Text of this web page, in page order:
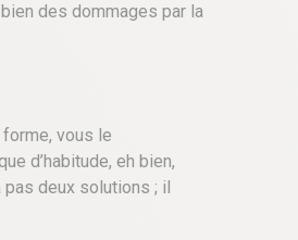
des dommages par la
vous le
d’habitude, eh bien,
pas deux solutions ; il